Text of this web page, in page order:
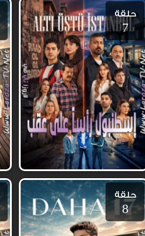
حلقة
7
حلقة
8